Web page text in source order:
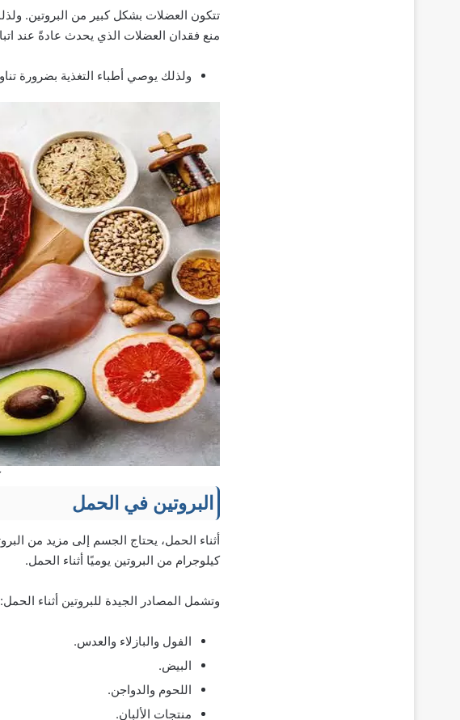
تتكون العضلات بشكل كبير من البروتين.
منع فقدان العضلات الذي يحدث عادةً عند
ولذلك يوصي أطباء التغذية بضرورة تناول 0.8 إلى 1 جرام من البروتين لكل كيلو جرام من وزن
البروتين في الحمل
كيلوجرام من البروتين يوميًا أثناء الحمل.
وتشمل المصادر الجيدة للبروتين أثناء الحمل:
الفول والبازلاء والعدس.
البيض.
اللحوم والدواجن.
منتجات الألبان.